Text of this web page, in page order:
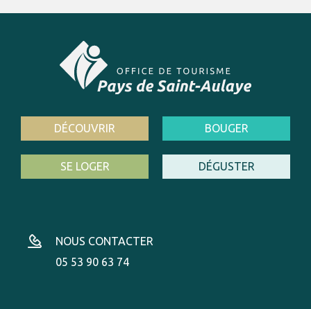
DÉCOUVRIR BOUGER
SE LOGER DÉGUSTER
NOUS CONTACTER
05 53 90 63 74